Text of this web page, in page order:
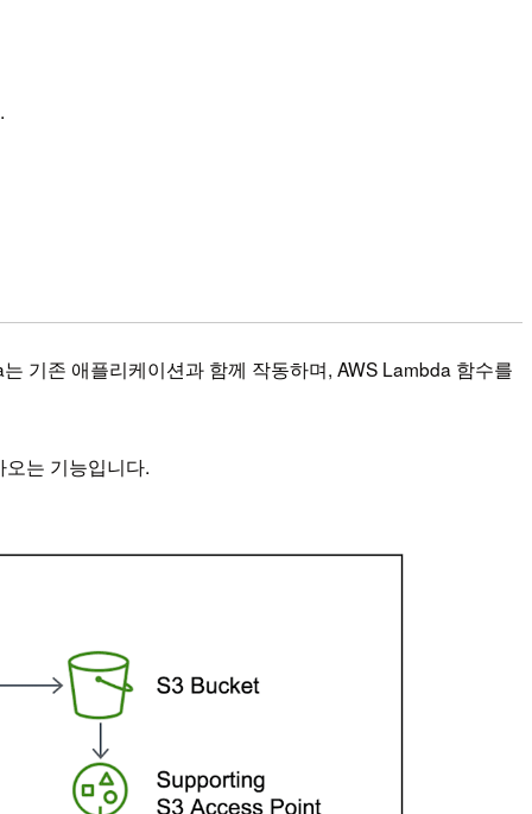
기존 애플리케이션과 함께 작동하며, AWS Lambda 함수를
는 기능입니다.